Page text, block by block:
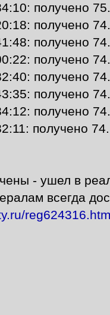
получено
получено
получено
получено
получено
получено
получено
получено
- ушел в
всегда